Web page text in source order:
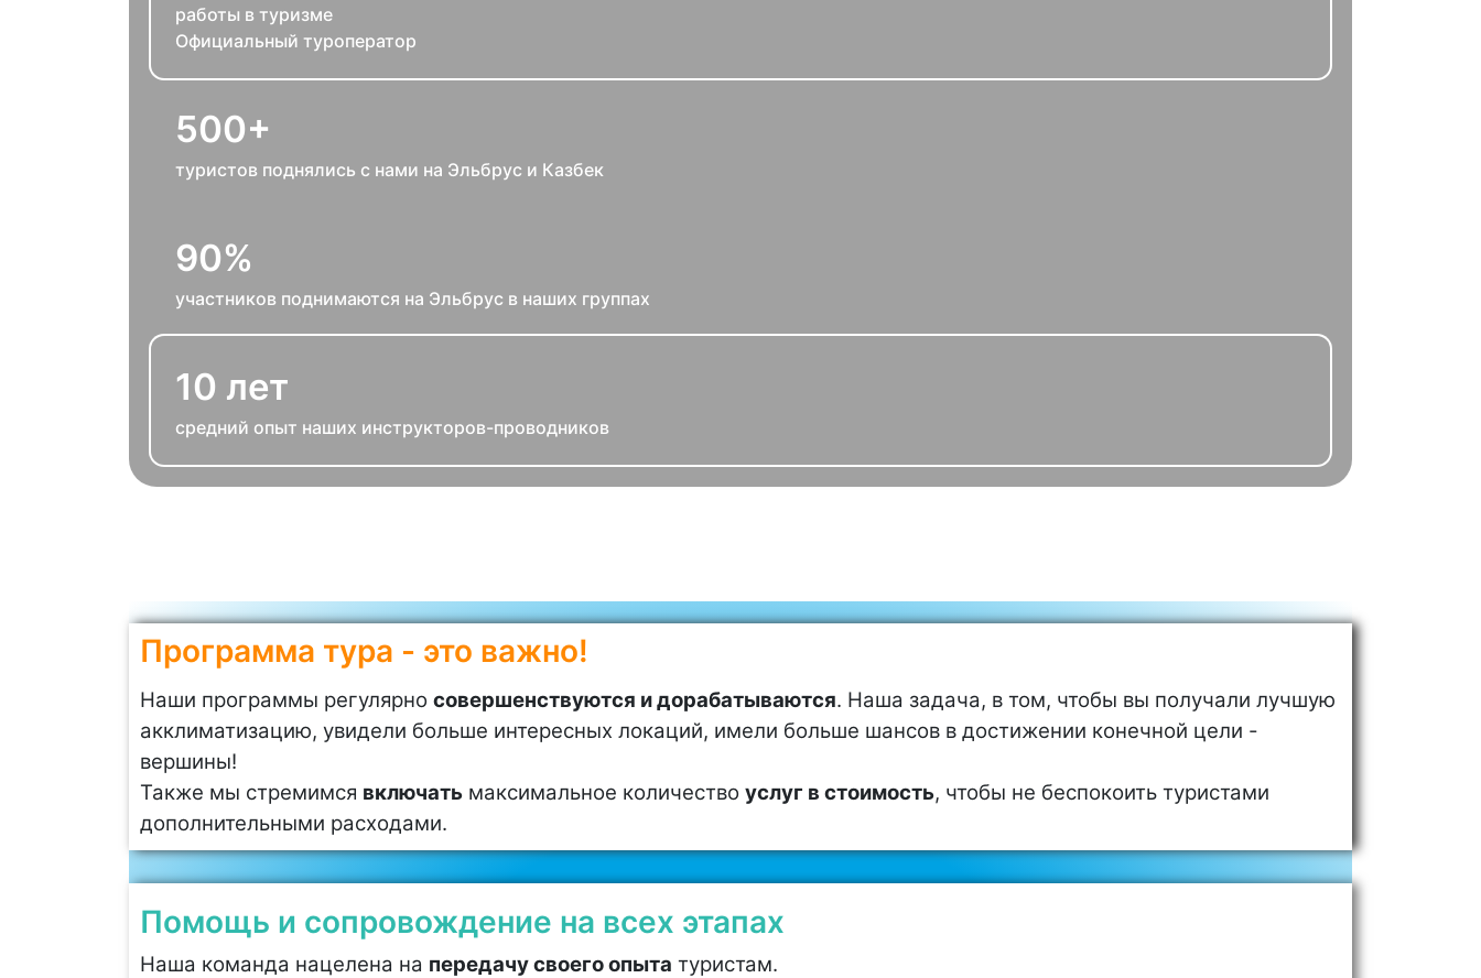
работы в туризме
Официальный туроператор
500+
туристов поднялись с нами на Эльбрус и Казбек
90%
участников поднимаются на Эльбрус в наших группах
10 лет
средний опыт наших инструкторов-проводников
Программа тура - это важно!
Наши программы регулярно совершенствуются и дорабатываются. Наша задача, в том, чтобы вы получали лучшую
акклиматизацию, увидели больше интересных локаций, имели больше шансов в достижении конечной цели -
вершины!
Также мы стремимся включать максимальное количество услуг в стоимость, чтобы не беспокоить туристами
дополнительными расходами.
Помощь и сопровождение на всех этапах
Наша команда нацелена на передачу своего опыта туристам.